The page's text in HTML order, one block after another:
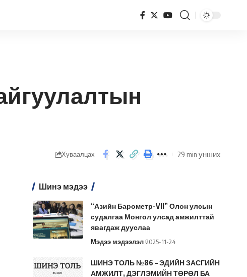
Хуваалцах 29 min унших
Шинэ мэдээ
“Азийн Барометр-VII” Олон улсын
судалгаа Монгол улсад амжилттай
явагдаж дууслаа
Мэдээ мэдээлэл 2025-11-24
ШИНЭ ТОЛЬ №86 – ЭДИЙН ЗАСГИЙН
АМЖИЛТ, ДЭГЛЭМИЙН ТӨРӨЛ БА